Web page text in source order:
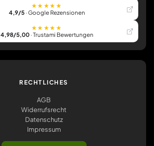
★★★★★
4,9/5· Google Rezensionen
★★★★★
4,98/5,00· Trustami Bewertungen
RECHTLICHES
AGB
Widerrufsrecht
Datenschutz
Impressum